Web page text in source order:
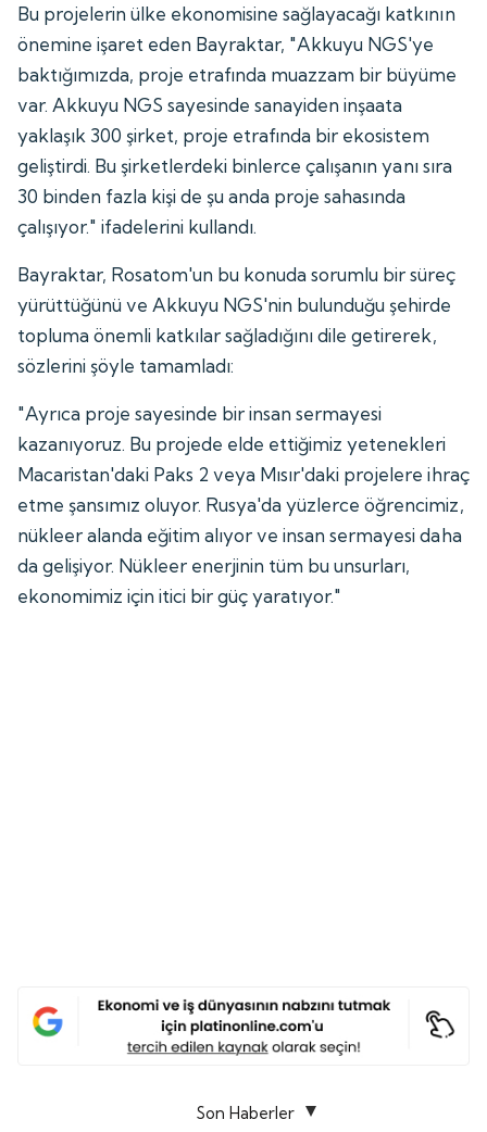
Bu projelerin ülke ekonomisine sağlayacağı katkının
önemine işaret eden Bayraktar, "Akkuyu NGS'ye
baktığımızda, proje etrafında muazzam bir büyüme
var. Akkuyu NGS sayesinde sanayiden inşaata
yaklaşık 300 şirket, proje etrafında bir ekosistem
geliştirdi. Bu şirketlerdeki binlerce çalışanın yanı sıra
30 binden fazla kişi de şu anda proje sahasında
çalışıyor." ifadelerini kullandı.
Bayraktar, Rosatom'un bu konuda sorumlu bir süreç
yürüttüğünü ve Akkuyu NGS'nin bulunduğu şehirde
topluma önemli katkılar sağladığını dile getirerek,
sözlerini şöyle tamamladı:
"Ayrıca proje sayesinde bir insan sermayesi
kazanıyoruz. Bu projede elde ettiğimiz yetenekleri
Macaristan'daki Paks 2 veya Mısır'daki projelere ihraç
etme şansımız oluyor. Rusya'da yüzlerce öğrencimiz,
nükleer alanda eğitim alıyor ve insan sermayesi daha
da gelişiyor. Nükleer enerjinin tüm bu unsurları,
ekonomimiz için itici bir güç yaratıyor."
Son Haberler